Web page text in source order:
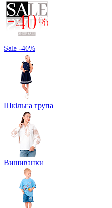
Sale -40%
Шкільна група
Вишиванки